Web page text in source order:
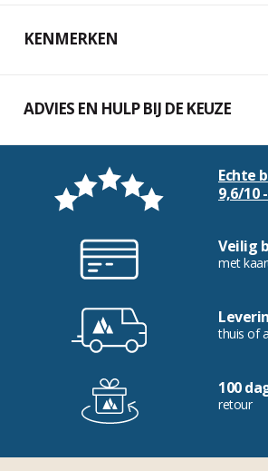
KENMERKEN
ADVIES EN HULP BIJ DE KEUZE
Echte
9,6/10
Veilig
met
thuis of
100
retour